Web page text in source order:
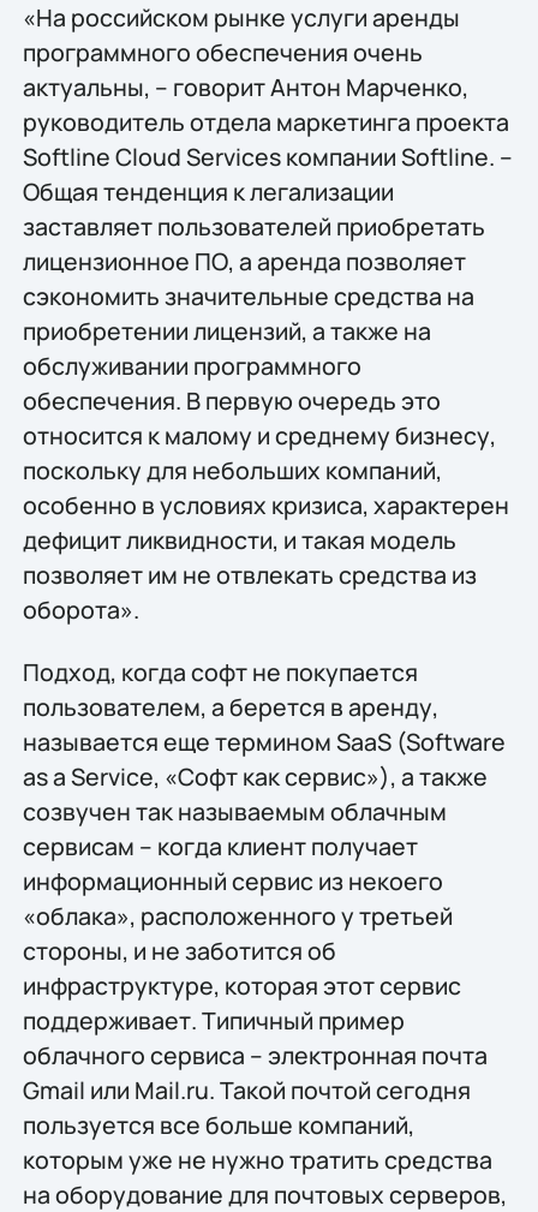
«На российском рынке услуги аренды
программного обеспечения очень
актуальны, – говорит Антон Марченко,
руководитель отдела маркетинга проекта
Softline Cloud Services компании Softline. –
Общая тенденция к легализации
заставляет пользователей приобретать
лицензионное ПО, а аренда позволяет
сэкономить значительные средства на
приобретении лицензий, а также на
обслуживании программного
обеспечения. В первую очередь это
относится к малому и среднему бизнесу,
поскольку для небольших компаний,
особенно в условиях кризиса, характерен
дефицит ликвидности, и такая модель
позволяет им не отвлекать средства из
оборота».
Подход, когда софт не покупается
пользователем, а берется в аренду,
называется еще термином SaaS (Software
as a Service, «Софт как сервис»), а также
созвучен так называемым облачным
сервисам – когда клиент получает
информационный сервис из некоего
«облака», расположенного у третьей
стороны, и не заботится об
инфраструктуре, которая этот сервис
поддерживает. Типичный пример
облачного сервиса – электронная почта
Gmail или Mail.ru. Такой почтой сегодня
пользуется все больше компаний,
которым уже не нужно тратить средства
на оборудование для почтовых серверов,